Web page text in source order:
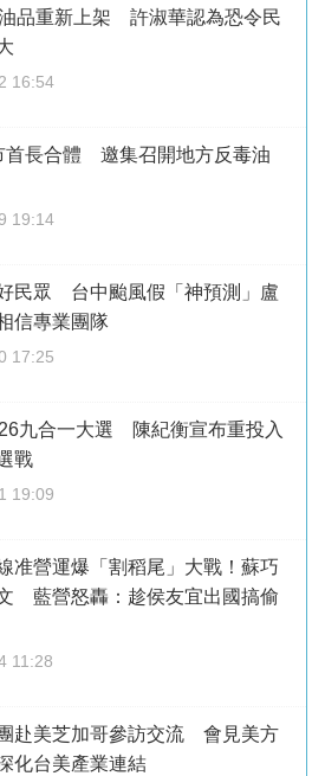
品重新上架 許淑華認為恐令民
16:54
首長合體 邀集召開地方反毒油
19:14
民眾 台中颱風假「神預測」盧
信專業團隊
17:25
九合一大選 陳紀衡宣布重投入
戰
19:09
准營運爆「割稻尾」大戰！蘇巧
藍營怒轟：趁侯友宜出國搞偷
11:28
赴美芝加哥參訪交流 會見美方
化台美產業連結